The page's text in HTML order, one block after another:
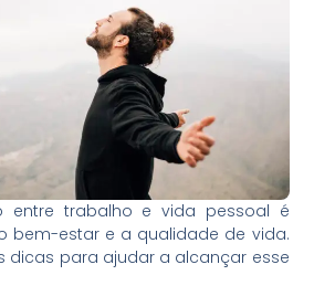
entre trabalho e vida pessoal é
bem-estar e a qualidade de vida.
dicas para ajudar a alcançar esse